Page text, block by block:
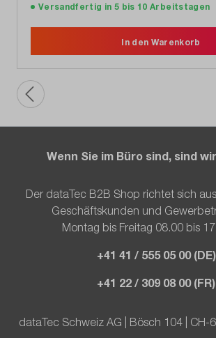
Versandfertig in 5 bis 10 Arbeitstagen
In den Warenkorb
Wenn Sie im Büro sind, sind
Der dataTec B2B Shop richtet sich
Geschäftskunden und
Montag bis Freitag 08.00 bis
+41 41 / 555 05 00 (DE)
+41 22 / 309 08 00 (FR)
dataTec Schweiz AG | Bösch 104 | CH-